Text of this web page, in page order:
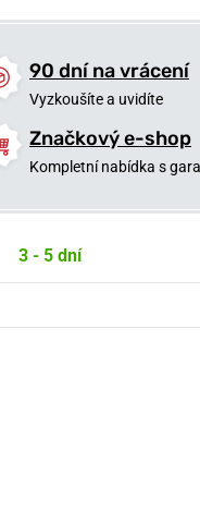
90 dní na vrácení
Vyzkoušíte a uvidíte
Značkový e-shop
Kompletní nabídka s
3 - 5 dní